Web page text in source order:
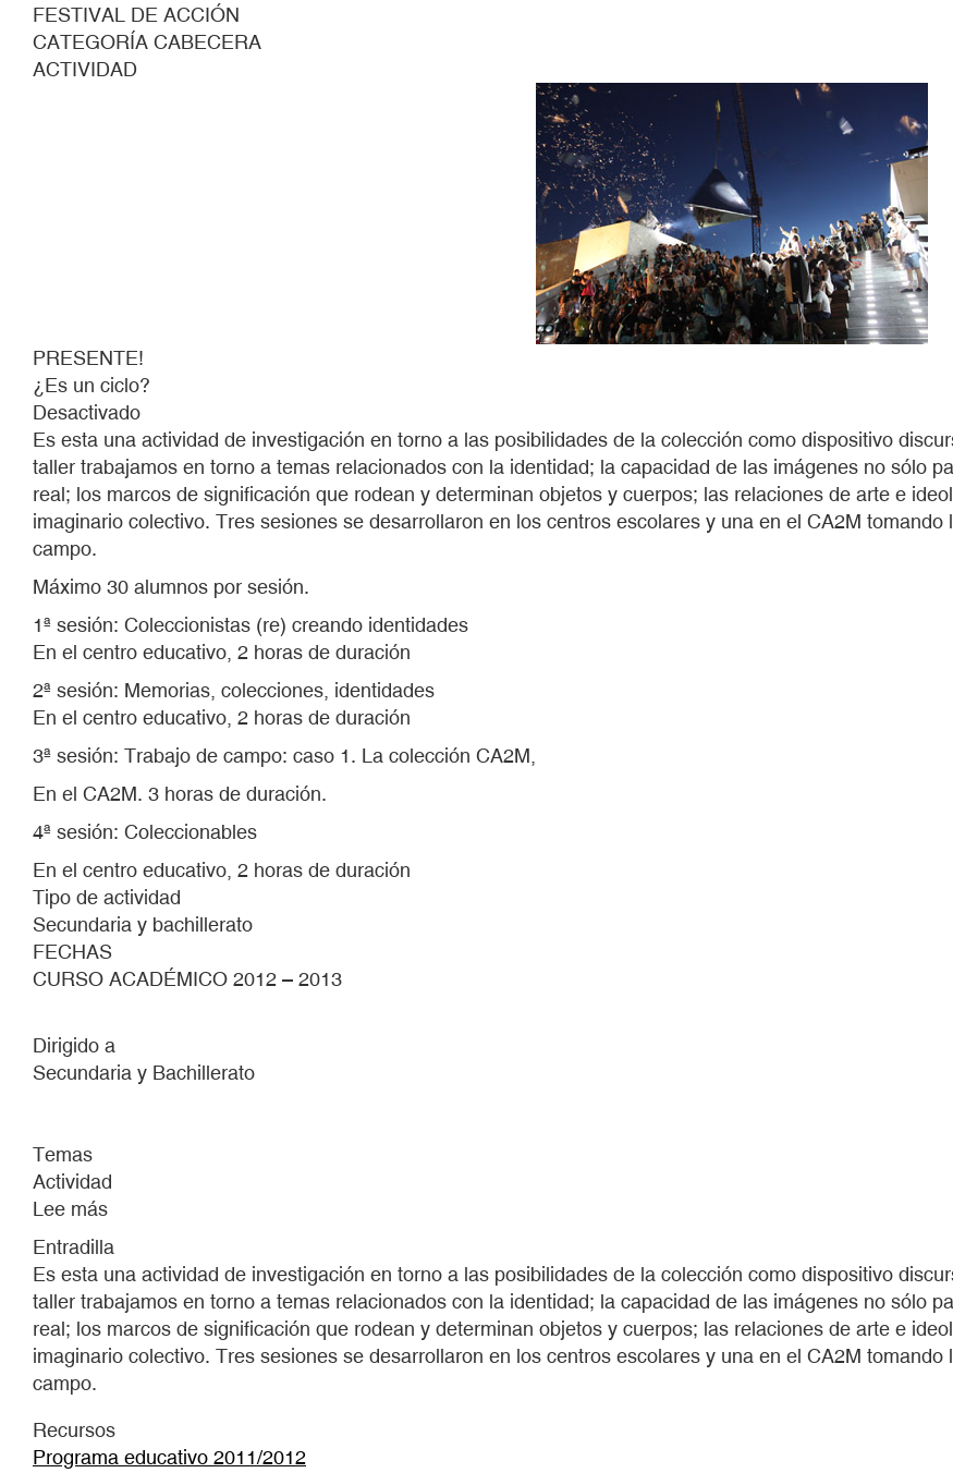
FESTIVAL DE ACCIÓN
CATEGORÍA CABECERA
ACTIVIDAD
PRESENTE!
¿Es un ciclo?
Desactivado
Es esta una actividad de investigación en torno a las posibilidades de la colección como dispositivo
taller trabajamos en torno a temas relacionados con la identidad; la capacidad de las imágenes no sólo
real; los marcos de significación que rodean y determinan objetos y cuerpos; las relaciones de arte e
imaginario colectivo. Tres sesiones se desarrollaron en los centros escolares y una en el CA2M
campo.
Máximo 30 alumnos por sesión.
1ª sesión: Coleccionistas (re) creando identidades
En el centro educativo, 2 horas de duración
2ª sesión: Memorias, colecciones, identidades
En el centro educativo, 2 horas de duración
3ª sesión: Trabajo de campo: caso 1. La colección CA2M,
En el CA2M. 3 horas de duración.
4ª sesión: Coleccionables
En el centro educativo, 2 horas de duración
Tipo de actividad
Secundaria y bachillerato
FECHAS
CURSO ACADÉMICO 2012 – 2013
Dirigido a
Secundaria y Bachillerato
Temas
Actividad
Lee más
Entradilla
Es esta una actividad de investigación en torno a las posibilidades de la colección como dispositivo
taller trabajamos en torno a temas relacionados con la identidad; la capacidad de las imágenes no sólo
real; los marcos de significación que rodean y determinan objetos y cuerpos; las relaciones de arte e
imaginario colectivo. Tres sesiones se desarrollaron en los centros escolares y una en el CA2M
campo.
Recursos
Programa educativo 2011/2012